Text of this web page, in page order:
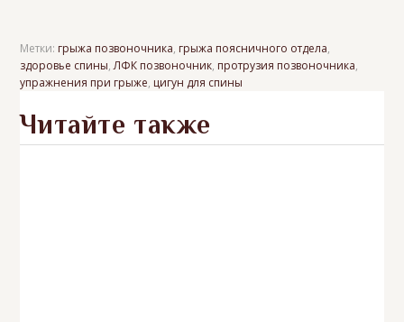
Метки: грыжа позвоночника, грыжа поясничного отдела,
здоровье спины,ЛФК позвоночник, протрузия позвоночника,
упражнения при грыже, цигун для спины
Читайте также